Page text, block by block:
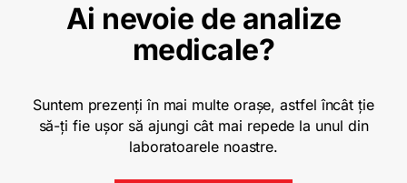
Ai nevoie de analize
medicale?
Suntem prezenți în mai multe orașe, astfel încât ție
să-ți fie ușor să ajungi cât mai repede la unul din
laboratoarele noastre.